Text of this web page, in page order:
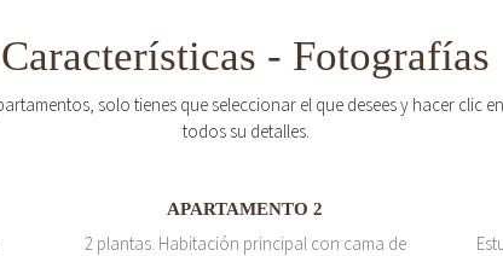
Características - Fotografías
solo tienes que seleccionar el que desees y hacer clic
todos su detalles.
APARTAMENTO 2
2 plantas. Habitación principal con cama de